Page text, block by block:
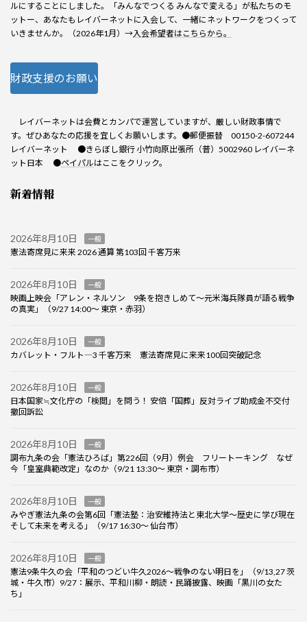
ルにすることにしました。「みんなでつくる みんなで変える」が私たちのモ
ットー、あなたもレイバーネットに入会して、一緒にネットワークをつくって
いきませんか。（2026年1月）→入会希望者はこちらから。
財政支援のお願い
レイバーネットは会費とカンパで運営していますが、厳しい財政事情で
す。ぜひあなたの応援を宜しくお願いします。●郵便振替 00150-2-607244
レイバーネット ●きらぼし銀行 小竹向原出張所（普）5002960 レイバーネ
ット日本 ●ペイパルはここをクリック。
新着情報
2026年8月10日 一般
憲法寄席見に来来 2026 通算 第103回 千客万来
2026年8月10日 一般
映画上映会「アレン・ネルソン 9条を抱きしめて～元米海兵隊員が語る戦争
の真実」（9/27 14:00～ 東京・赤羽）
2026年8月10日 一般
カバレット・フルト―3 千客万来 憲法寄席見に来来100回突破記念
2026年8月10日 一般
日本国家≒文化庁の「検閲」を問う！ 安倍「国葬」反対ライブ助成金不交付
撤回訴訟
2026年8月10日 一般
調布九条の会「憲法ひろば」第226回（9月）例会 フリートーキング なぜ
今「皇室典範改定」なのか（9/21 13:30～ 東京・調布市）
2026年8月10日 一般
みやぎ憲法九条の会第6回「憲法塾：治安維持法と東北大学～歴史に学び現在
そして未来を考える」（9/17 16:30～ 仙台市）
2026年8月10日 一般
憲法9条牛久の会「平和のつどい牛久2026～戦争のない明日を」（9/13,27 茨
城・牛久市）9/27：展示、平和川柳・朗読・民踊披露、映画「黒川の女た
ち」